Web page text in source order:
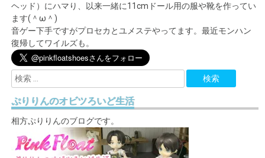
ヘッド）にハマり、以来一緒に11cmドール用の服や靴を作ってい
ます(＾ω＾)
音ゲー下手ですがプロセカとユメステやってます。最近モンハン
復帰してワイルズも。
ぷりりんのオビツろいど生活
相方ぷりりんのブログです。